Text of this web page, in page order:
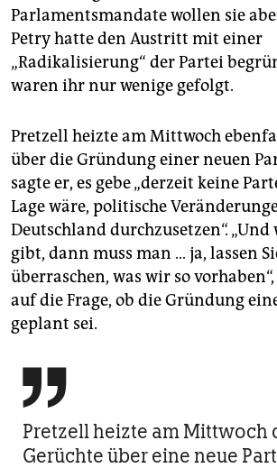
Parlamentsmandate wollen sie
Petry hatte den Austritt mit einer
„Radikalisierung“ der Partei
waren ihr nur wenige gefolgt.
Pretzell heizte am Mittwoch
über die Gründung einer neuen
sagte er, es gebe „derzeit keine
Lage wäre, politische
Deutschland durchzusetzen“. „Und
gibt, dann muss man … ja, lassen
überraschen, was wir so
auf die Frage, ob die Gründung
geplant sei.

Pretzell heizte am Mittwoch
Gerüchte über eine neue